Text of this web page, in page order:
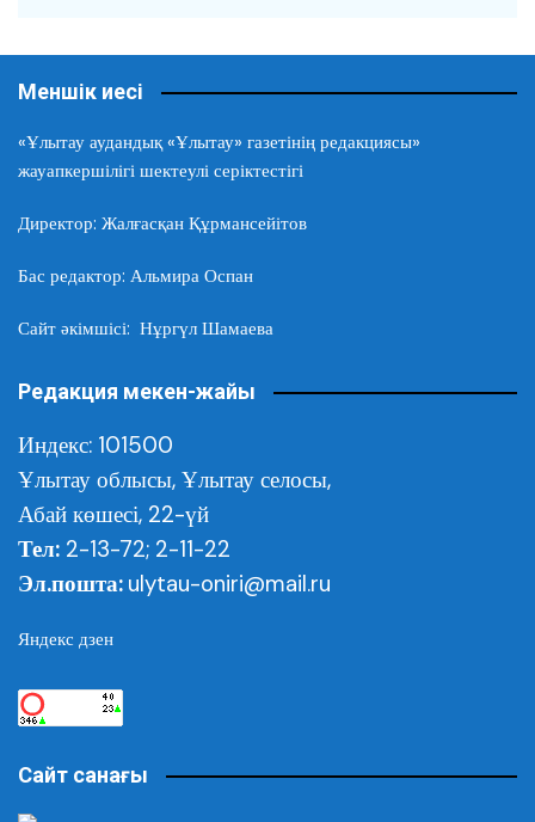
Меншік иесі
«Ұлытау аудандық «Ұлытау» газетінің редакциясы»
жауапкершілігі шектеулі серіктестігі
Директор: Жалғасқан Құрмансейітов
Бас редактор: Альмира Оспан
Сайт әкімшісі: Нұргүл Шамаева
Редакция мекен-жайы
Индекс: 101500
Ұлытау облысы, Ұлытау селосы,
Абай көшесі, 22-үй
Тел: 2-13-72; 2-11-22
Эл.пошта: ulytau-oniri@mail.ru
Яндекс дзен
Сайт санағы